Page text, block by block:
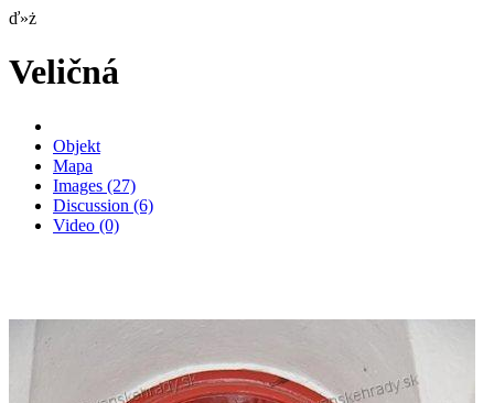
ď»ż
Veličná
Objekt
Mapa
Images (27)
Discussion (6)
Video (0)